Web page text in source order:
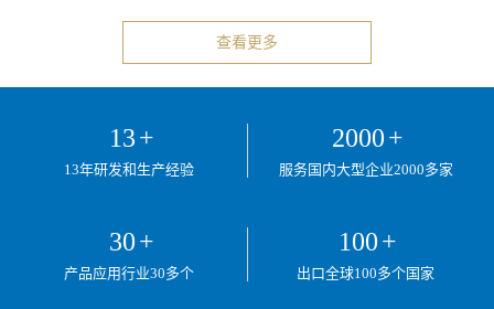
查看更多
13+
13年研发和生产经验
2000+
服务国内大型企业2000多家
30+
产品应用行业30多个
100+
出口全球100多个国家